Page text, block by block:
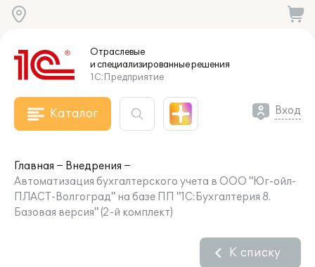
Отраслевые
и специализированныерешения
1С:Предприятие
Каталог Вход
Главная
Внедрения
Автоматизация бухгалтерского учета в ООО "Юг-ойл-
ПЛАСТ-Волгоград" на базе ПП "1С:Бухгалтерия 8.
Базовая версия" (2-й комплект)
К списку